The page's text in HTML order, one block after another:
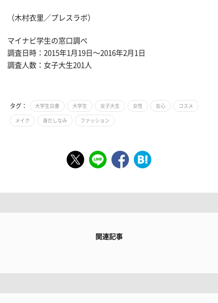
（木村衣里／プレスラボ）
マイナビ学生の窓口調べ
調査日時：2015年1月19日〜2016年2月1日
調査人数：女子大生201人
タグ： 大学生白書 大学生 女子大生 女性 女心 コスメ
メイク 身だしなみ ファッション
関連記事